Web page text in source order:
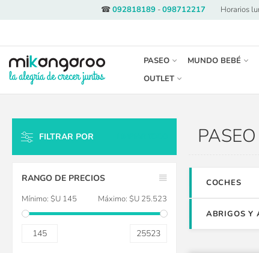
☎092818189-098712217 Horarios
PASEO MUNDO BEBÉ
OUTLET
PASEO
COCHES
ABRIGOS Y
FILTRAR POR
RANGO DE PRECIOS
Mínimo: $U 145 Máximo: $U 25.523
145 25523